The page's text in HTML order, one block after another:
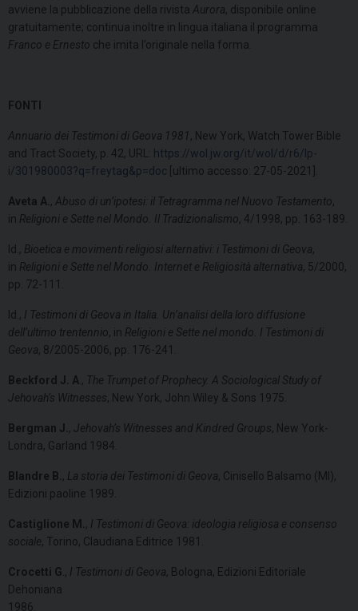
avviene la pubblicazione della rivista Aurora, disponibile online
gratuitamente; continua inoltre in lingua italiana il programma
Franco e Ernesto che imita l’originale nella forma.
FONTI
Annuario dei Testimoni di Geova 1981 , New York, Watch Tower Bible
and Tract Society, p. 42, URL: https://wol.jw.org/it/wol/d/r6/lp-
i/301980003?q=freytag&p=doc [ultimo accesso: 27-05-2021].
Aveta A. , Abuso di un’ipotesi: il Tetragramma nel Nuovo Testamento,
in Religioni e Sette nel Mondo. Il Tradizionalismo, 4/1998, pp. 163-189.
Id., Bioetica e movimenti religiosi alternativi: i Testimoni di Geova,
in Religioni e Sette nel Mondo. Internet e Religiosità alternativa, 5/2000,
pp. 72-111.
Id., I Testimoni di Geova in Italia. Un’analisi della loro diffusione
dell’ultimo trentennio, in Religioni e Sette nel mondo. I Testimoni di
Geova, 8/2005-2006, pp. 176-241.
Beckford J. A., The Trumpet of Prophecy. A Sociological Study of
Jehovah’s Witnesses, New York, John Wiley & Sons 1975.
Bergman J. , Jehovah’s Witnesses and Kindred Groups, New York-
Londra, Garland 1984.
Blandre B. , La storia dei Testimoni di Geova, Cinisello Balsamo (MI),
Edizioni paoline 1989.
Castiglione M. , I Testimoni di Geova: ideologia religiosa e consenso
sociale, Torino, Claudiana Editrice 1981.
Crocetti G., I Testimoni di Geova, Bologna, Edizioni Editoriale
Dehoniana
1986.